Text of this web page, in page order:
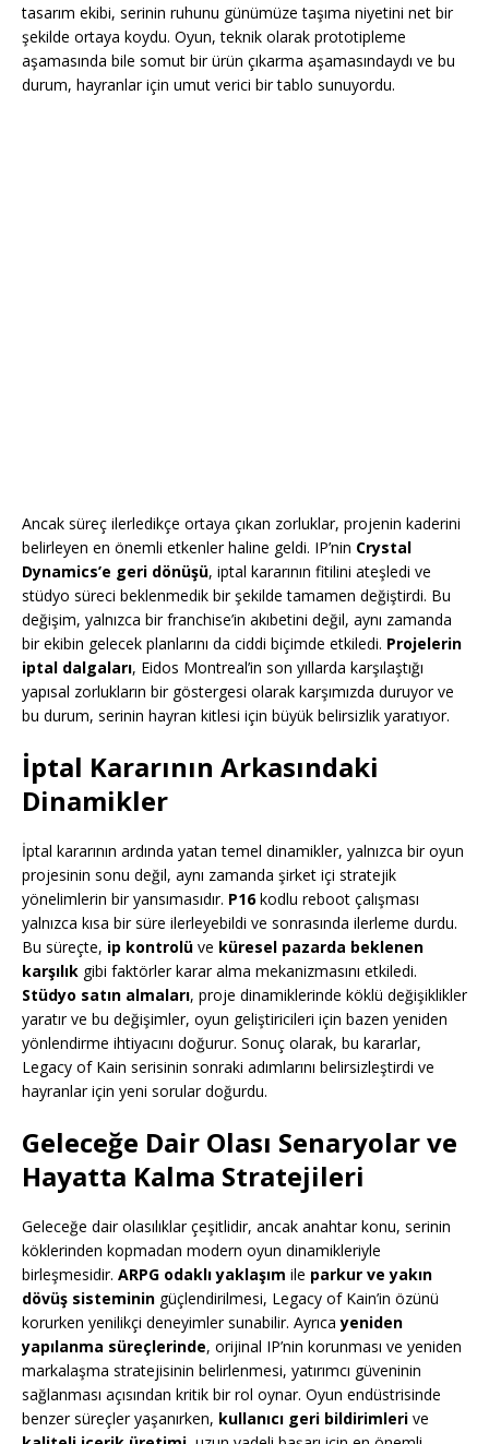
tasarım ekibi, serinin ruhunu günümüze taşıma niyetini net bir
şekilde ortaya koydu. Oyun, teknik olarak prototipleme
aşamasında bile somut bir ürün çıkarma aşamasındaydı ve bu
durum, hayranlar için umut verici bir tablo sunuyordu.
Ancak süreç ilerledikçe ortaya çıkan zorluklar, projenin kaderini
belirleyen en önemli etkenler haline geldi. IP’nin Crystal
Dynamics’e geri dönüşü, iptal kararının fitilini ateşledi ve
stüdyo süreci beklenmedik bir şekilde tamamen değiştirdi. Bu
değişim, yalnızca bir franchise’in akıbetini değil, aynı zamanda
bir ekibin gelecek planlarını da ciddi biçimde etkiledi. Projelerin
iptal dalgaları, Eidos Montreal’in son yıllarda karşılaştığı
yapısal zorlukların bir göstergesi olarak karşımızda duruyor ve
bu durum, serinin hayran kitlesi için büyük belirsizlik yaratıyor.
İptal Kararının Arkasındaki
Dinamikler
İptal kararının ardında yatan temel dinamikler, yalnızca bir oyun
projesinin sonu değil, aynı zamanda şirket içi stratejik
yönelimlerin bir yansımasıdır. P16kodlu reboot çalışması
yalnızca kısa bir süre ilerleyebildi ve sonrasında ilerleme durdu.
Bu süreçte, ip kontrolü ve küresel pazarda beklenen
karşılık gibi faktörler karar alma mekanizmasını etkiledi.
Stüdyo satın almaları, proje dinamiklerinde köklü değişiklikler
yaratır ve bu değişimler, oyun geliştiricileri için bazen yeniden
yönlendirme ihtiyacını doğurur. Sonuç olarak, bu kararlar,
Legacy of Kain serisinin sonraki adımlarını belirsizleştirdi ve
hayranlar için yeni sorular doğurdu.
Geleceğe Dair Olası Senaryolar ve
Hayatta Kalma Stratejileri
Geleceğe dair olasılıklar çeşitlidir, ancak anahtar konu, serinin
köklerinden kopmadan modern oyun dinamikleriyle
birleşmesidir. ARPG odaklı yaklaşım ile parkur ve yakın
dövüş sisteminin güçlendirilmesi, Legacy of Kain’in özünü
korurken yenilikçi deneyimler sunabilir. Ayrıcayeniden
yapılanma süreçlerinde, orijinal IP’nin korunması ve yeniden
markalaşma stratejisinin belirlenmesi, yatırımcı güveninin
sağlanması açısından kritik bir rol oynar. Oyun endüstrisinde
benzer süreçler yaşanırken, kullanıcı geri bildirimleri ve